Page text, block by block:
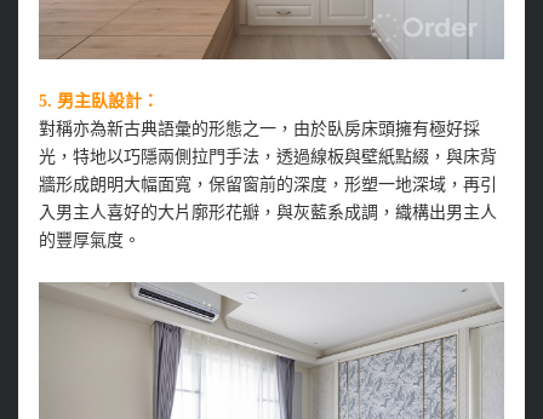
5. 男主臥設計：
對稱亦為新古典語彙的形態之一，由於臥房床頭擁有極好採
光，特地以巧隱兩側拉門手法，透過線板與壁紙點綴，與床背
牆形成朗明大幅面寬，保留窗前的深度，形塑一地深域，再引
入男主人喜好的大片廓形花瓣，與灰藍系成調，織構出男主人
的豐厚氣度。